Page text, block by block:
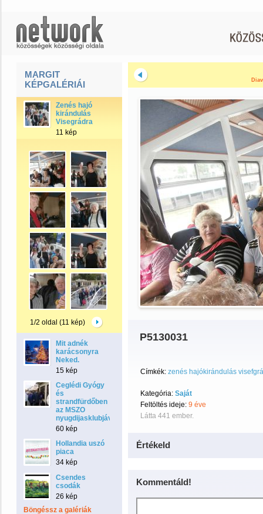
MARGIT
KÉPGALÉRIÁI
Zenés hajó
kirándulás
Visegrádra
11 kép
1/2 oldal (11 kép)
Mit adnék
karácsonyra
Neked.
15 kép
Ceglédi Gyógy
és
strandfürdőben
az MSZO
nyugdijasklubjával.
60 kép
Hollandia uszó
piaca
34 kép
Csendes
csodák
26 kép
Böngéssz a galériák
P5130031
Címkék: zenés hajókirándulás
Kategória: Saját
Feltöltés ideje: 9 éve
Látta 441 ember.
Értékeld
Kommentáld!